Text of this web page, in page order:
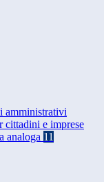
amministrativi
cittadini e imprese
analoga 11